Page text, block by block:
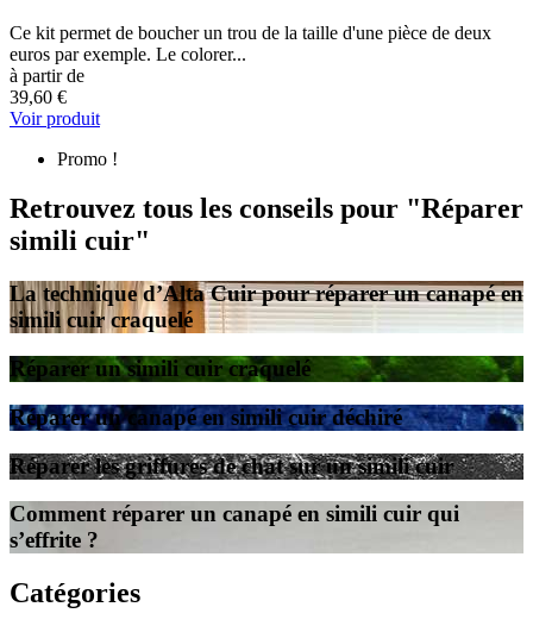
Ce kit permet de boucher un trou de la taille d'une pièce de deux
euros par exemple. Le colorer...
à partir de
39,60 €
Voir produit
Promo !
Retrouvez tous les conseils pour "Réparer
simili cuir"
La technique d’Alta Cuir pour réparer un canapé en
simili cuir craquelé
Réparer un simili cuir craquelé
Réparer un canapé en simili cuir déchiré
Réparer les griffures de chat sur un simili cuir
Comment réparer un canapé en simili cuir qui
s’effrite ?
Catégories